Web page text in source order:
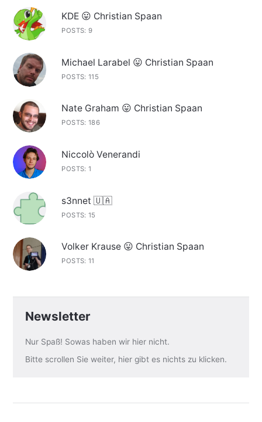
KDE 😛 Christian Spaan
POSTS: 9
Michael Larabel 😛 Christian Spaan
POSTS: 115
Nate Graham 😛 Christian Spaan
POSTS: 186
Niccolò Venerandi
POSTS: 1
s3nnet 🇺🇦
POSTS: 15
Volker Krause 😛 Christian Spaan
POSTS: 11
Newsletter
Nur Spaß! Sowas haben wir hier nicht.
Bitte scrollen Sie weiter, hier gibt es nichts zu klicken.